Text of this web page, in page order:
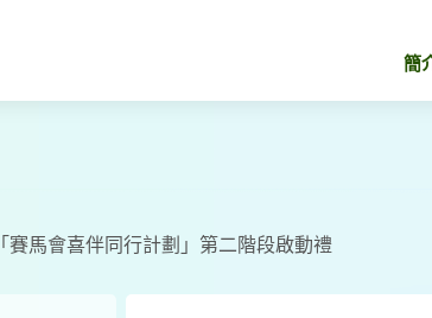
簡
「賽馬會喜伴同行計劃」第二階段啟動禮